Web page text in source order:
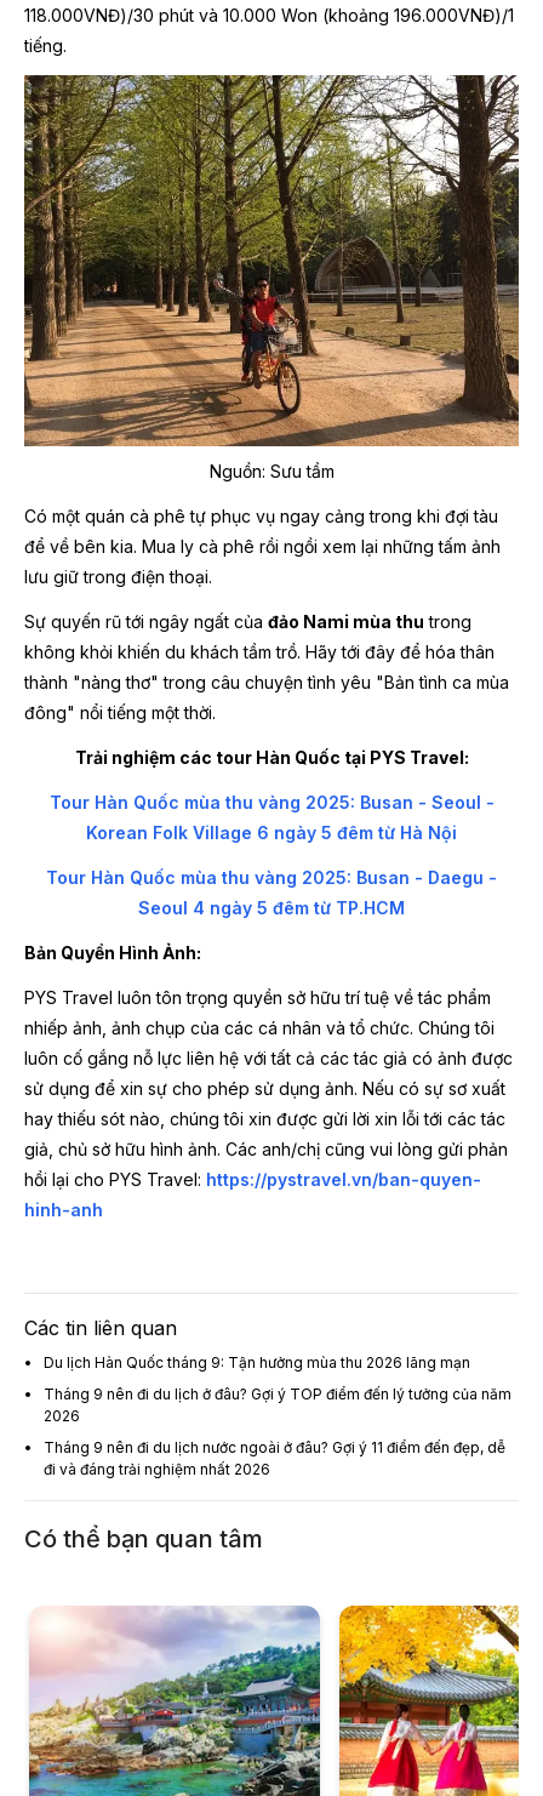
118.000VNĐ)/30 phút và 10.000 Won (khoảng 196.000VNĐ)/1
tiếng.
Nguồn: Sưu tầm
Có một quán cà phê tự phục vụ ngay cảng trong khi đợi tàu
để về bên kia. Mua ly cà phê rồi ngồi xem lại những tấm ảnh
lưu giữ trong điện thoại.
Sự quyến rũ tới ngây ngất của đảo Nami mùa thu trong
không khỏi khiến du khách tầm trồ. Hãy tới đây để hóa thân
thành "nàng thơ" trong câu chuyện tình yêu "Bản tình ca mùa
đông" nổi tiếng một thời.
Trải nghiệm các tour Hàn Quốc tại PYS Travel:
Tour Hàn Quốc mùa thu vàng 2025: Busan - Seoul -
Korean Folk Village 6 ngày 5 đêm từ Hà Nội
Tour Hàn Quốc mùa thu vàng 2025: Busan - Daegu -
Seoul 4 ngày 5 đêm từ TP.HCM
Bản Quyền Hình Ảnh:
PYS Travel luôn tôn trọng quyền sở hữu trí tuệ về tác phẩm
nhiếp ảnh, ảnh chụp của các cá nhân và tổ chức. Chúng tôi
luôn cố gắng nỗ lực liên hệ với tất cả các tác giả có ảnh được
sử dụng để xin sự cho phép sử dụng ảnh. Nếu có sự sơ xuất
hay thiếu sót nào, chúng tôi xin được gửi lời xin lỗi tới các tác
giả, chủ sở hữu hình ảnh. Các anh/chị cũng vui lòng gửi phản
hồi lại cho PYS Travel: https://pystravel.vn/ban-quyen-
hinh-anh
Các tin liên quan
Du lịch Hàn Quốc tháng 9: Tận hưởng mùa thu 2026 lãng mạn
Tháng 9 nên đi du lịch ở đâu? Gợi ý TOP điểm đến lý tưởng của năm
2026
Tháng 9 nên đi du lịch nước ngoài ở đâu? Gợi ý 11 điểm đến đẹp, dễ
đi và đáng trải nghiệm nhất 2026
Có thể bạn quan tâm